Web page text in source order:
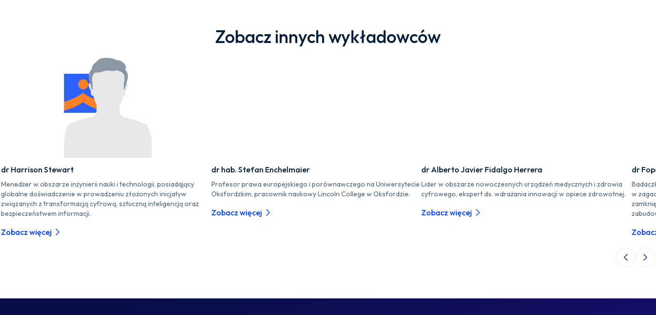
Zobacz innych wykładowców
dr Harrison Stewart
Menedżer w obszarze inżynierii nauki i technologii, posiadający
globalne doświadczenie w prowadzeniu złożonych inicjatyw
związanych z transformacją cyfrową, sztuczną inteligencją oraz
bezpieczeństwem informacji.
Zobacz więcej
dr hab. Stefan Enchelmaier
Profesor prawa europejskiego i porównawczego na Uniwersytecie
Oksfordzkim, pracownik naukowy Lincoln College w Oksfordzie.
Zobacz więcej
dr Alberto Javier Fidalgo Herrera
Lider w obszarze nowoczesnych urządzeń medycznych i zdrowia
cyfrowego, ekspert ds. wdrażania innowacji w opiece zdrowotnej.
Zobacz więcej
dr
w
Poprzedni